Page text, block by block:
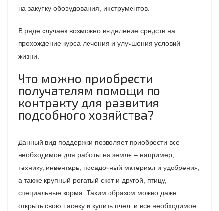
на закупку оборудования, инструментов.
В ряде случаев возможно выделение средств на
прохождение курса лечения и улучшения условий
жизни.
Что можно приобрести
получателям помощи по
контракту для развития
подсобного хозяйства?
Данный вид поддержки позволяет приобрести все
необходимое для работы на земле – например,
технику, инвентарь, посадочный материал и удобрения,
а также крупный рогатый скот и другой, птицу,
специальные корма. Таким образом можно даже
открыть свою пасеку и купить пчел, и все необходимое